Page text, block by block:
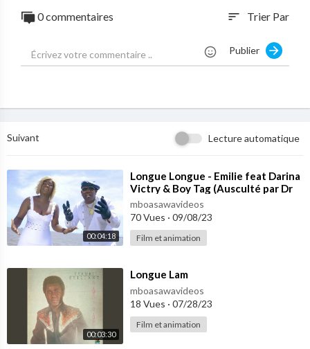
0 commentaires sort Trier Par
Publier
Suivant Lecture automatique
00:04:18
⁣Longue Longue - Emilie feat Darina
Victry & Boy Tag (Ausculté par Dr
Dugon)
mboasawavideos
70 Vues · 09/08/23
Film et animation
00:03:30
⁣Longue Lam
mboasawavideos
18 Vues · 07/28/23
Film et animation